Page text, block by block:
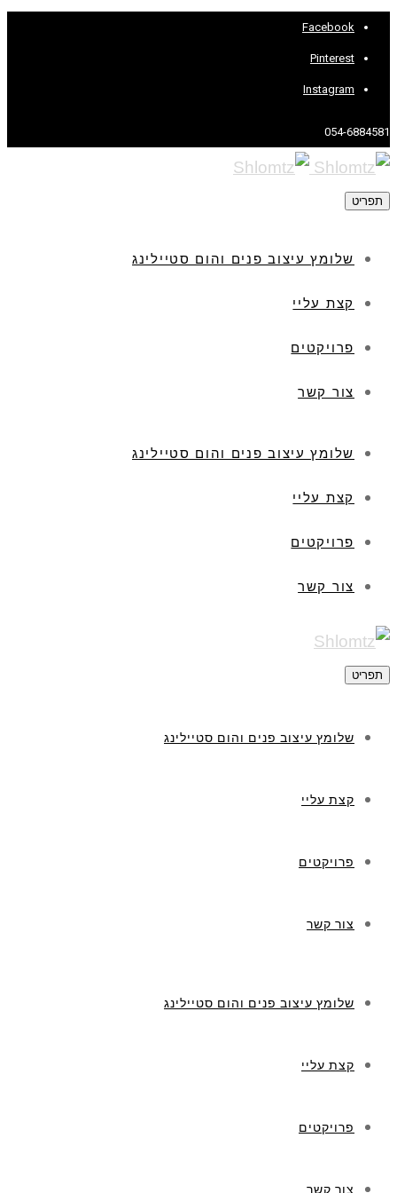
Facebook
Pinterest
Instagram
054-6884581
תפריט
שלומץ עיצוב פנים והום סטיילינג
קצת עליי
פרויקטים
צור קשר
שלומץ עיצוב פנים והום סטיילינג
קצת עליי
פרויקטים
צור קשר
תפריט
שלומץ עיצוב פנים והום סטיילינג
קצת עליי
פרויקטים
צור קשר
שלומץ עיצוב פנים והום סטיילינג
קצת עליי
פרויקטים
צור קשר